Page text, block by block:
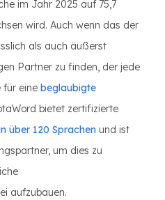
im Jahr 2025 auf 75,7
wird. Auch wenn das der
als auch äußerst
Partner zu finden, der jede
für eine beglaubigte
bietet zertifizierte
über 120 Sprachen und ist
um dies zu
aufzubauen.